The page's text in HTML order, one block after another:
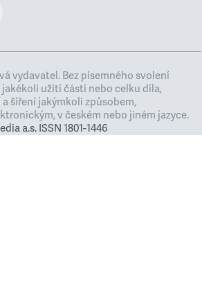
vydavatel. Bez písemného svolení
užití částí nebo celku díla,
šíření jakýmkoli způsobem,
v českém nebo jiném jazyce.
a.s. ISSN 1801-1446